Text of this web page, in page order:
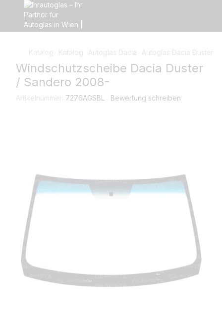
Katalog Katalog Autoglas Dacia Autoglas Dacia Duster
Windschutzscheibe Dacia Duster
/ Sandero 2008-
Artikelnummer: 7276AGSBL Bewertung schreiben